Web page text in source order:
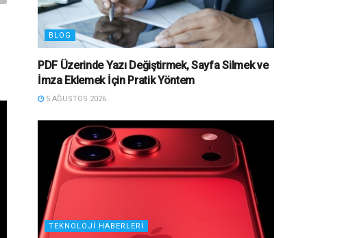
BLOG
PDF Üzerinde Yazı Değiştirmek, Sayfa Silmek ve
İmza Eklemek İçin Pratik Yöntem
5 AĞUSTOS 2026
TEKNOLOJI HABERLERI